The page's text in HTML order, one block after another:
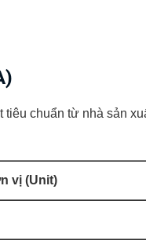
chuẩn từ nhà sản
vị (Unit)